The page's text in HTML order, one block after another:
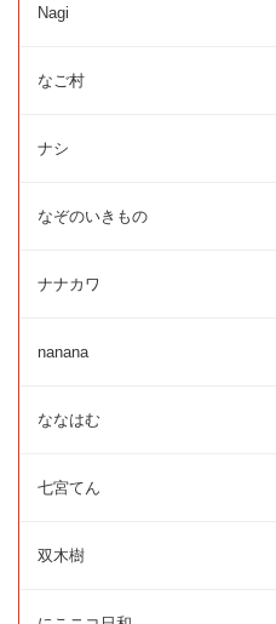
Nagi
なご村
ナシ
なぞのいきもの
ナナカワ
nanana
ななはむ
七宮てん
双木樹